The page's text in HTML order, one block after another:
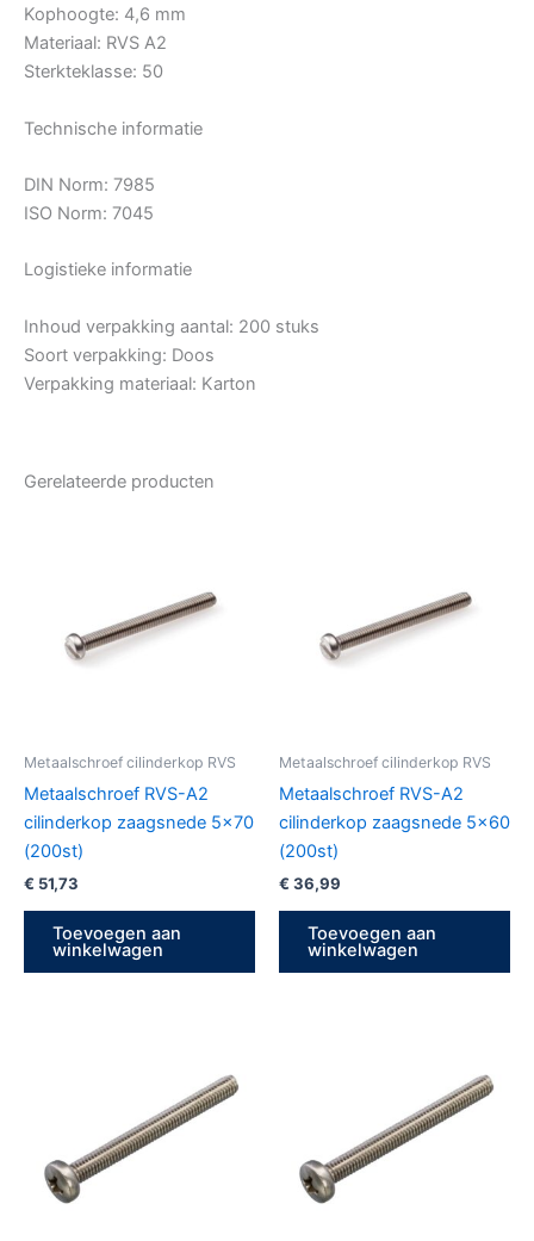
Kophoogte: 4,6 mm
Materiaal: RVS A2
Sterkteklasse: 50
Technische informatie
DIN Norm: 7985
ISO Norm: 7045
Logistieke informatie
Inhoud verpakking aantal: 200 stuks
Soort verpakking: Doos
Verpakking materiaal: Karton
Gerelateerde producten
Metaalschroef cilinderkop RVS
Metaalschroef RVS-A2
cilinderkop zaagsnede 5×70
(200st)
€ 51,73
Toevoegen aan
winkelwagen
Metaalschroef cilinderkop RVS
Metaalschroef RVS-A2
cilinderkop zaagsnede 5×60
(200st)
€ 36,99
Toevoegen aan
winkelwagen